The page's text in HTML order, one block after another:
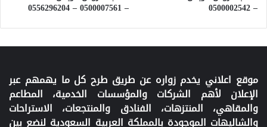
– 0500002542
– 0500007561 – 0556296204
موقع اعلاني يخدم زواره عن طريق طرح كل ما يهمهم عبر
الإعلان لأهم الشركات والمؤسسات الخدمية، المطاعم
والمقاهي، المنتزهات، الفنادق والمنتجعات، الاستراحات
والشاليهات الموجودة بالمملكة العربية السعودية لنضع بين